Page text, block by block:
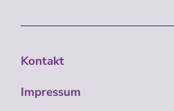
Kontakt
Impressum